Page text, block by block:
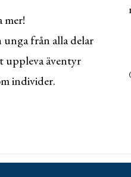
mer!
från alla delar
uppleva äventyr
individer.